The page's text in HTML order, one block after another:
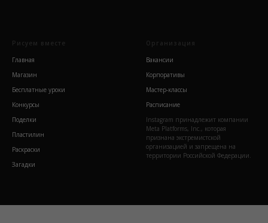
Рисуем вместе
Главная
Магазин
Бесплатные уроки
Конкурсы
Поделки
Пластилин
Раскраски
Загадки
Организация
Вакансии
Корпоративы
Мастер-классы
Расписание
Instagram принадлежит компании
Meta Platforms, Inc., которая
признана экстремистской
организацией и запрещена на
территории Российской Федерации.